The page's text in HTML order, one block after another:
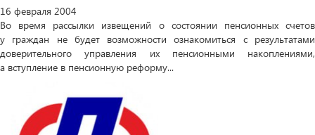
16 февраля 2004
Во время рассылки извещений о состоянии пенсионных счетов
у граждан не будет возможности ознакомиться с результатами
доверительного управления их пенсионными накоплениями,
а вступление в пенсионную реформу...